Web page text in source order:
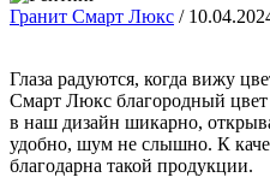
Гранит Смарт Люкс /
Глаза радуются, когда вижу
Смарт Люкс благородный
в наш дизайн шикарно,
удобно, шум не слышно. К
благодарна такой продукции.